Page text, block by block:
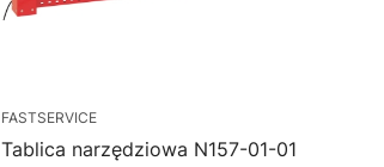
FASTSERVICE
Tablica narzędziowa N157-01-01